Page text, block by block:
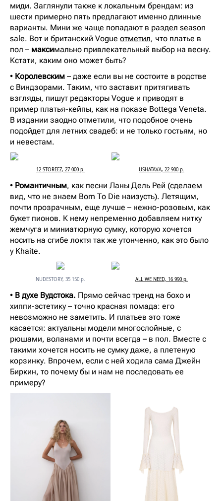
миди. Заглянули также к локальным брендам: из
шести примерно пять предлагают именно длинные
варианты. Мини же чаще попадают в раздел season
sale. Вот и британский Vogue отметил, что платье в
пол – максимально привлекательный выбор на весну.
Кстати, каким оно может быть?
• Королевским – даже если вы не состоите в родстве
с Виндзорами. Таким, что заставит притягивать
взгляды, пишут редакторы Vogue и приводят в
пример платья-кейпы, как на показе Bottega Veneta.
В издании заодно отметили, что подобное очень
подойдет для летних свадеб: и не только гостьям, но
и невестам.
12 STOREEZ, 27 000 р. USHATAVA, 22 900 р.
• Романтичным, как песни Ланы Дель Рей (сделаем
вид, что не знаем Born To Die наизусть). Летящим,
почти прозрачным, еще лучше – нежно-розовым, как
букет пионов. К нему непременно добавляем нитку
жемчуга и миниатюрную сумку, которую хочется
носить на сгибе локтя так же утонченно, как это было
у Khaite.
NUDESTORY, 35 150 р. ALL WE NEED, 16 990 р.
• В духе Вудстока. Прямо сейчас тренд на бохо и
хиппи-эстетику – точно красная помада: его
невозможно не заметить. И платьев это тоже
касается: актуальны модели многослойные, с
рюшами, воланами и почти всегда – в пол. Вместе с
такими хочется носить не сумку даже, а плетеную
корзинку. Впрочем, если с ней ходила сама Джейн
Биркин, то почему бы и нам не последовать ее
примеру?